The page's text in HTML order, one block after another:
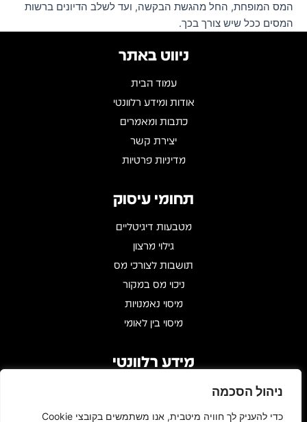
ניהול הסכמה
כדי להעניק לך חוויה מיטבית, אנו משתמשים בקובצי Cookie
המס המופחת, החל מהגשת הבקשה, ועד לשלב הדיונים ברשות
המסים ככל שיש צורך בכך.
ניווט באתר
עמוד הבית
אודות ומידע רלוונטי
כתבות ומאמרים
יצירת קשר
מדיניות פרטיות
תחומי עיסוק
מטבעות דיגיטליים
גילוי מרצון
תושבות לצורכי מס
ניכוי מס במקור
מיסוי נאמנויות
מיסוי בין לאומי
מידע רלוונטי
שעות פעילות : 09:00 - 17:00